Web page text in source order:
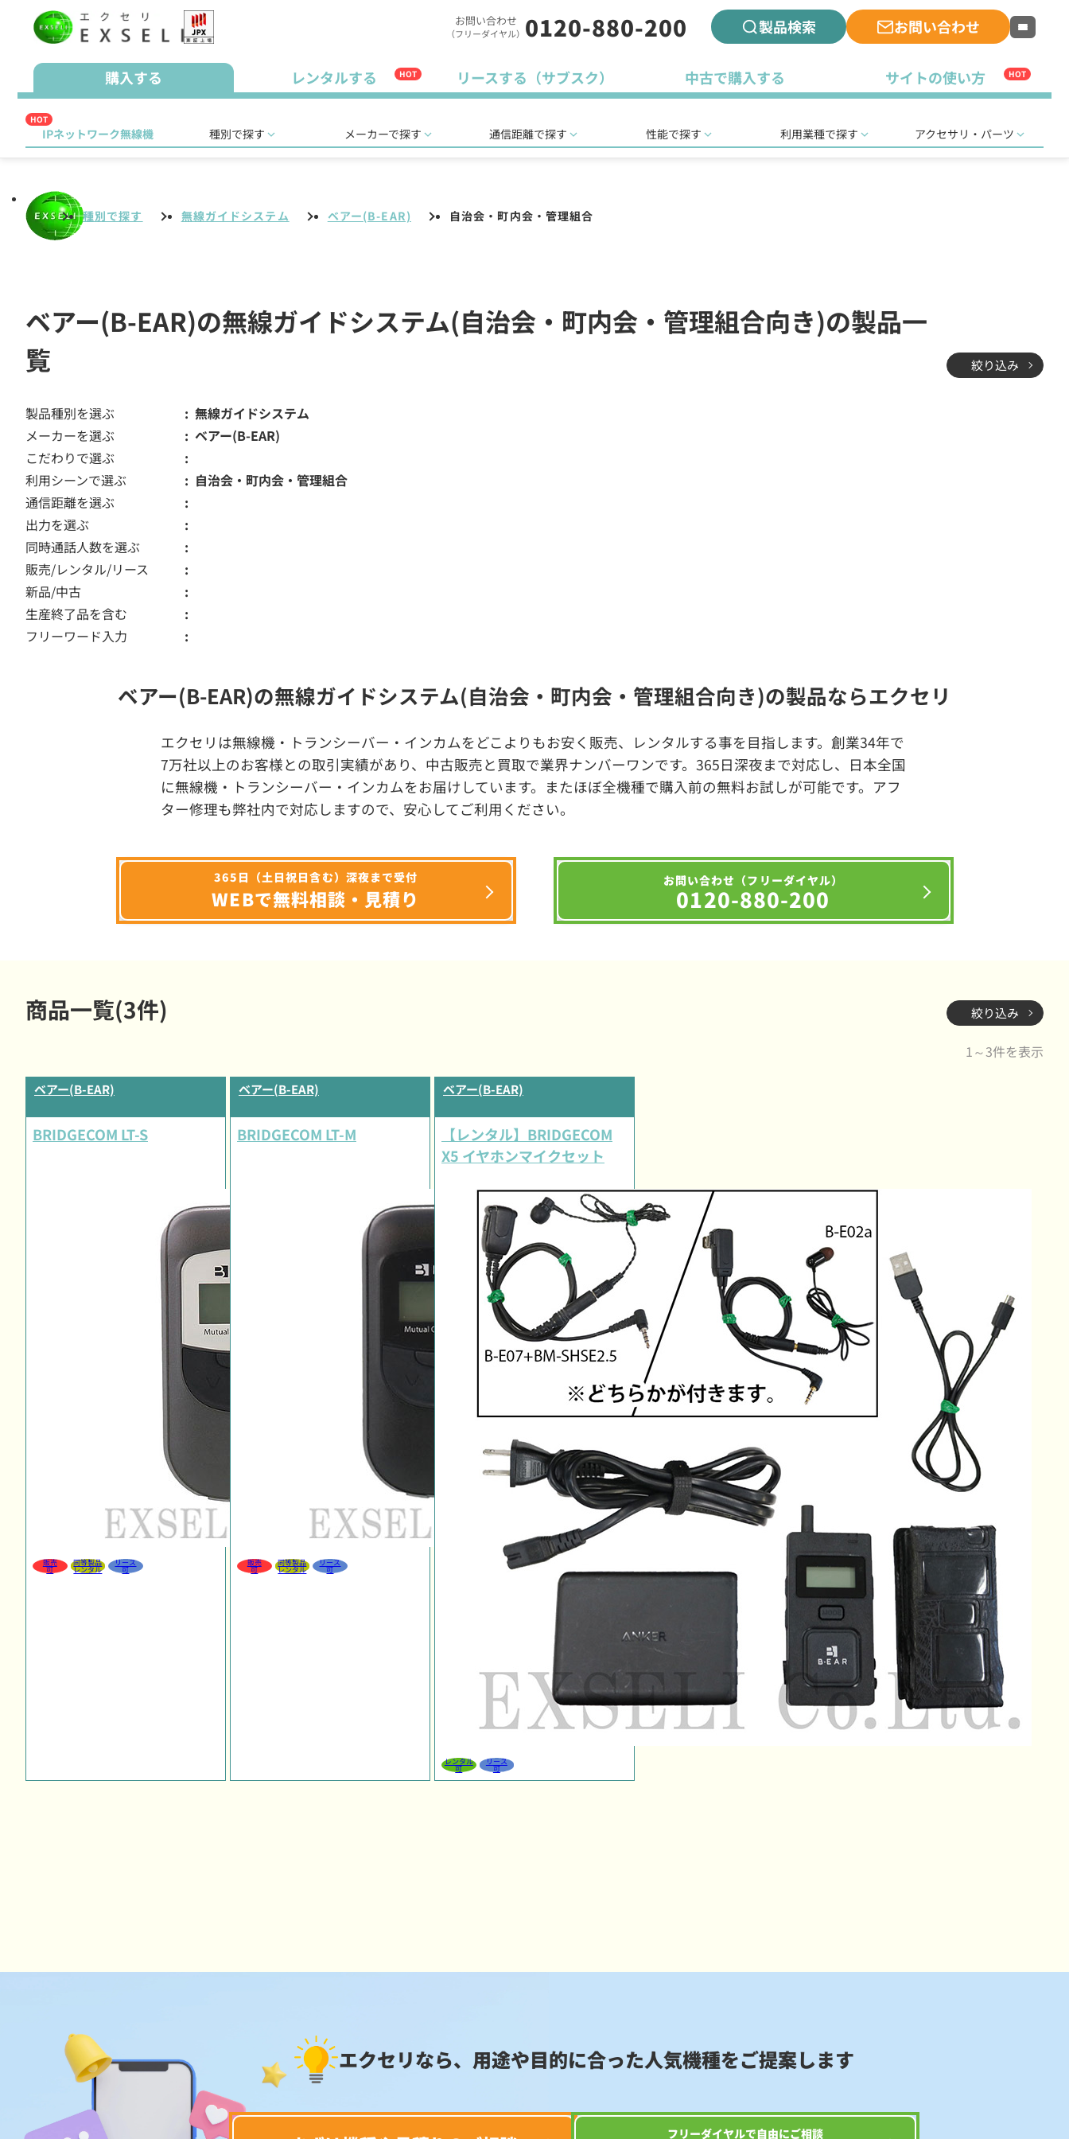
お問い合わせ
（フリーダイヤル） 0120-880-200 製品検索 お問い合わせ
購入する レンタルする HOT リースする（サブスク） 中古で購入する サイトの使い方 HOT
HOT
IPネットワーク無線機 種別で探す メーカーで探す 通信距離で探す 性能で探す 利用業種で探す アクセサリ・パーツ
種別で探す 無線ガイドシステム ベアー(B-EAR) 自治会・町内会・管理組合
ベアー(B-EAR)の無線ガイドシステム(自治会・町内会・管理組合向き)の製品一
覧
絞り込み
製品種別を選ぶ
無線ガイドシステム
メーカーを選ぶ
ベアー(B-EAR)
こだわりで選ぶ
利用シーンで選ぶ
自治会・町内会・管理組合
通信距離を選ぶ
出力を選ぶ
同時通話人数を選ぶ
販売/レンタル/リース
新品/中古
生産終了品を含む
フリーワード入力
ベアー(B-EAR)の無線ガイドシステム(自治会・町内会・管理組合向き)の製品ならエクセリ
エクセリは無線機・トランシーバー・インカムをどこよりもお安く販売、レンタルする事を目指します。創業34年で
7万社以上のお客様との取引実績があり、中古販売と買取で業界ナンバーワンです。365日深夜まで対応し、日本全国
に無線機・トランシーバー・インカムをお届けしています。またほぼ全機種で購入前の無料お試しが可能です。アフ
ター修理も弊社内で対応しますので、安心してご利用ください。
365日（土日祝日含む）深夜まで受付
WEBで無料相談・見積り
お問い合わせ（フリーダイヤル）
0120-880-200
商品一覧(3件) 絞り込み
1～3件を表示
ベアー(B-EAR)
BRIDGECOM LT-S
販売
可
同等製品
レンタル
リース
可
ベアー(B-EAR)
BRIDGECOM LT-M
販売
可
同等製品
レンタル
リース
可
ベアー(B-EAR)
【レンタル】BRIDGECOM
X5 イヤホンマイクセット
レンタル
可
リース
可
エクセリなら、用途や目的に合った人気機種をご提案します
フリーダイヤルで自由にご相談